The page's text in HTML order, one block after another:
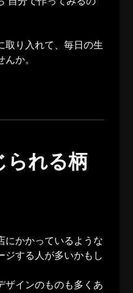
取り入れて、毎日の生
か。
られる柄
にかかっているような
ジする人が多いかもし
ザインのものも多くあ